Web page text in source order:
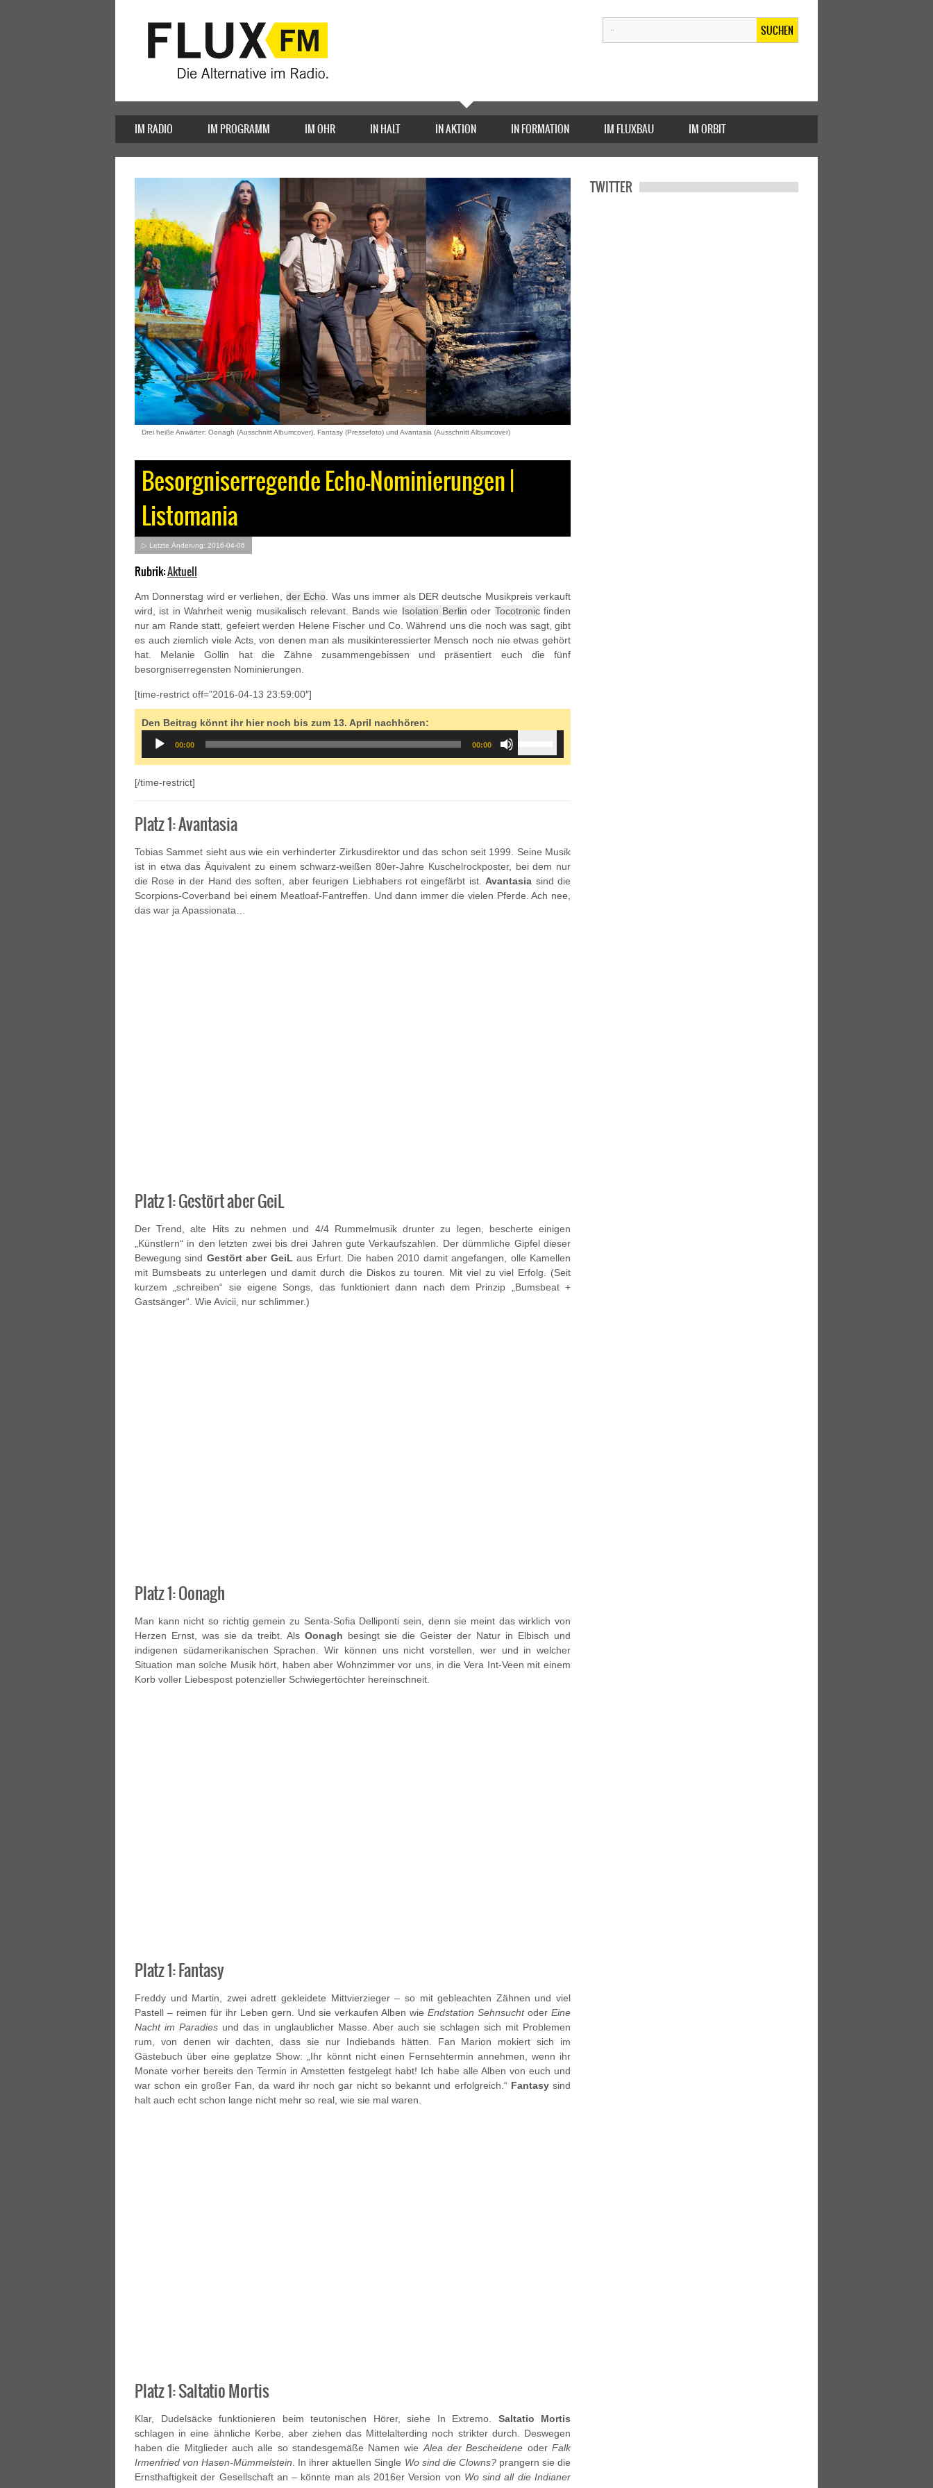
SUCHEN
IM RADIO IM PROGRAMM IM OHR IN HALT IN AKTION IN FORMATION IM FLUXBAU IM ORBIT
Drei heiße Anwärter: Oonagh (Ausschnitt Albumcover), Fantasy (Pressefoto) und Avantasia (Ausschnitt Albumcover)
Besorgniserregende Echo-Nominierungen |
Listomania
▷ Letzte Änderung: 2016-04-06
Rubrik:Aktuell
Am Donnerstag wird er verliehen, der Echo . Was uns immer als DER deutsche Musikpreis verkauft
wird, ist in Wahrheit wenig musikalisch relevant. Bands wie Isolation Berlin oder Tocotronicfinden
nur am Rande statt, gefeiert werden Helene Fischer und Co. Während uns die noch was sagt, gibt
es auch ziemlich viele Acts, von denen man als musikinteressierter Mensch noch nie etwas gehört
hat. Melanie Gollin hat die Zähne zusammengebissen und präsentiert euch die fünf
besorgniserregensten Nominierungen.
[time-restrict off=”2016-04-13 23:59:00″]
Den Beitrag könnt ihr hier noch bis zum 13. April nachhören:
Audio
Player
00:00 00:00
Arrow
volume.
[/time-restrict]
Platz 1: Avantasia
Tobias Sammet sieht aus wie ein verhinderter Zirkusdirektor und das schon seit 1999. Seine Musik
ist in etwa das Äquivalent zu einem schwarz-weißen 80er-Jahre Kuschelrockposter, bei dem nur
die Rose in der Hand des soften, aber feurigen Liebhabers rot eingefärbt ist. Avantasia sind die
Scorpions-Coverband bei einem Meatloaf-Fantreffen. Und dann immer die vielen Pferde. Ach nee,
das war ja Apassionata…
Platz 1: Gestört aber GeiL
Der Trend, alte Hits zu nehmen und 4/4 Rummelmusik drunter zu legen, bescherte einigen
„Künstlern“ in den letzten zwei bis drei Jahren gute Verkaufszahlen. Der dümmliche Gipfel dieser
Bewegung sind Gestört aber GeiL aus Erfurt. Die haben 2010 damit angefangen, olle Kamellen
mit Bumsbeats zu unterlegen und damit durch die Diskos zu touren. Mit viel zu viel Erfolg. (Seit
kurzem „schreiben“ sie eigene Songs, das funktioniert dann nach dem Prinzip „Bumsbeat +
Gastsänger“. Wie Avicii, nur schlimmer.)
Platz 1: Oonagh
Man kann nicht so richtig gemein zu Senta-Sofia Delliponti sein, denn sie meint das wirklich von
Herzen Ernst, was sie da treibt. Als Oonagh besingt sie die Geister der Natur in Elbisch und
indigenen südamerikanischen Sprachen. Wir können uns nicht vorstellen, wer und in welcher
Situation man solche Musik hört, haben aber Wohnzimmer vor uns, in die Vera Int-Veen mit einem
Korb voller Liebespost potenzieller Schwiegertöchter hereinschneit.
Platz 1: Fantasy
Freddy und Martin, zwei adrett gekleidete Mittvierzieger – so mit gebleachten Zähnen und viel
Pastell – reimen für ihr Leben gern. Und sie verkaufen Alben wieEndstation SehnsuchtoderEine
Nacht im Paradiesund das in unglaublicher Masse. Aber auch sie schlagen sich mit Problemen
rum, von denen wir dachten, dass sie nur Indiebands hätten. Fan Marion mokiert sich im
Gästebuch über eine geplatze Show: „Ihr könnt nicht einen Fernsehtermin annehmen, wenn ihr
Monate vorher bereits den Termin in Amstetten festgelegt habt! Ich habe alle Alben von euch und
war schon ein großer Fan, da ward ihr noch gar nicht so bekannt und erfolgreich.“ Fantasysind
halt auch echt schon lange nicht mehr so real, wie sie mal waren.
Platz 1: Saltatio Mortis
Klar, Dudelsäcke funktionieren beim teutonischen Hörer, siehe In Extremo. Saltatio Mortis
schlagen in eine ähnliche Kerbe, aber ziehen das Mittelalterding noch strikter durch. Deswegen
haben die Mitglieder auch alle so standesgemäße Namen wie Alea der Bescheidene oderFalk
Irmenfried von Hasen-Mümmelstein . In ihrer aktuellen Single Wo sind die Clowns?prangern sie die
Ernsthaftigkeit der Gesellschaft an – könnte man als 2016er Version von Wo sind all die Indianer
TWITTER